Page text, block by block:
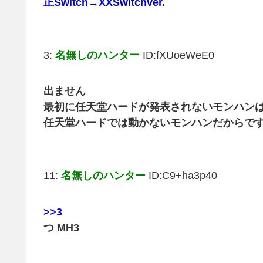
3: 名無しのハンター ID:fXUoeWeE0
出ません
最初に任天堂ハードが発表されないモンハン
任天堂ハードでは動かないモンハンだからで
11: 名無しのハンター ID:C9+ha3p40
>>3
つ MH3